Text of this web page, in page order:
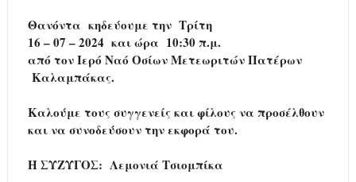
Θανόντα κηδεύουμε την Τρίτη
16 – 07 – 2024 και ώρα 10:30 π.μ.
από τον Ιερό Ναό Οσίων Μετεωριτών Πατέρων
Καλαμπάκας.
Καλούμε τους συγγενείς και φίλους να προσέλθουν
και να συνοδεύσουν την εκφορά του.
Η ΣΥΖΥΓΟΣ: Λεμονιά Τσιομπίκα